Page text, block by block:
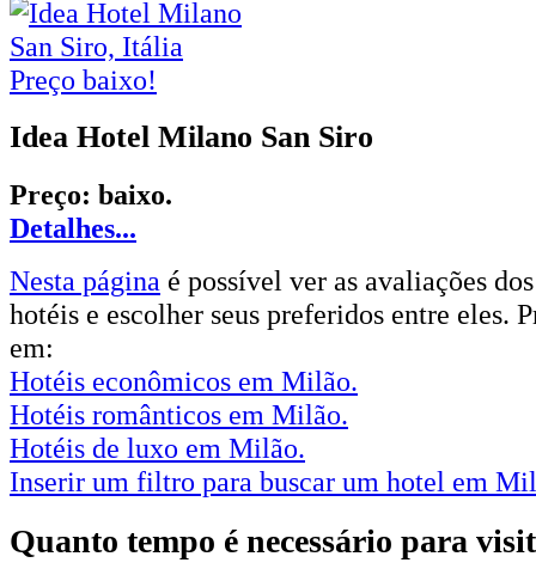
Preço baixo!
Idea Hotel Milano San Siro
Preço: baixo.
Detalhes...
Nesta página é possível ver as avaliações
hotéis e escolher seus preferidos entre eles.
em:
Hotéis econômicos em Milão.
Hotéis românticos em Milão.
Hotéis de luxo em Milão.
Inserir um filtro para buscar um hotel em
Quanto tempo é necessário para